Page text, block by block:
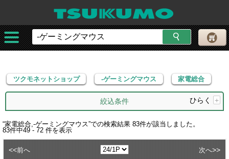
ツクモネットショップ -ゲーミングマウス 家電総合
ツクモネットショップ -ゲーミングマウス 家電総合
絞込条件 ひらく +
“家電総合,-ゲーミングマウス”での検索結果 83件が該当しました。
83件中49 - 72 件を表示
<<前へ 次へ>>